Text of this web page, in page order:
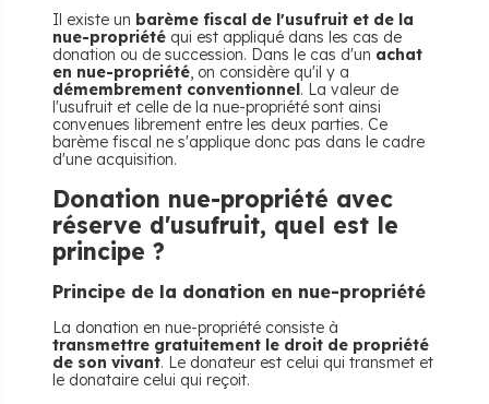
Il existe un barème fiscal de l'usufruit et de la
nue-propriété qui est appliqué dans les cas de
donation ou de succession. Dans le cas d'un achat
en nue-propriété, on considère qu'il y a
démembrement conventionnel. La valeur de
l'usufruit et celle de la nue-propriété sont ainsi
convenues librement entre les deux parties. Ce
barème fiscal ne s'applique donc pas dans le cadre
d'une acquisition.
Donation nue-propriété avec
réserve d'usufruit, quel est le
principe ?
Principe de la donation en nue-propriété
La donation en nue-propriété consiste à
transmettre gratuitement le droit de propriété
de son vivant. Le donateur est celui qui transmet et
le donataire celui qui reçoit.